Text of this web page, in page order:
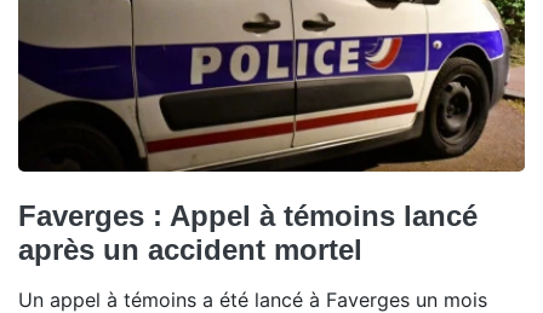
Faverges : Appel à témoins lancé
après un accident mortel
Un appel à témoins a été lancé à Faverges un mois